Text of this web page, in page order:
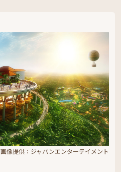
画像提供：ジャパンエンターテイメント